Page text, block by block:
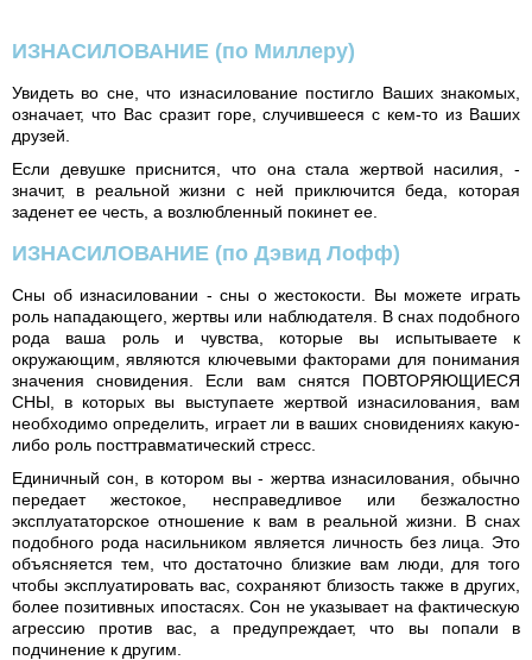
ИЗНАСИЛОВАНИЕ (по Миллеру)
Увидеть во сне, что изнасилование постигло Ваших знакомых,
означает, что Вас сразит горе, случившееся с кем-то из Ваших
друзей.
Если девушке приснится, что она стала жертвой насилия, -
значит, в реальной жизни с ней приключится беда, которая
заденет ее честь, а возлюбленный покинет ее.
ИЗНАСИЛОВАНИЕ (по Дэвид Лофф)
Сны об изнасиловании - сны о жестокости. Вы можете играть
роль нападающего, жертвы или наблюдателя. В снах подобного
рода ваша роль и чувства, которые вы испытываете к
окружающим, являются ключевыми факторами для понимания
значения сновидения. Если вам снятся ПОВТОРЯЮЩИЕСЯ
СНЫ, в которых вы выступаете жертвой изнасилования, вам
необходимо определить, играет ли в ваших сновидениях какую-
либо роль посттравматический стресс.
Единичный сон, в котором вы - жертва изнасилования, обычно
передает жестокое, несправедливое или безжалостно
эксплуататорское отношение к вам в реальной жизни. В снах
подобного рода насильником является личность без лица. Это
объясняется тем, что достаточно близкие вам люди, для того
чтобы эксплуатировать вас, сохраняют близость также в других,
более позитивных ипостасях. Сон не указывает на фактическую
агрессию против вас, а предупреждает, что вы попали в
подчинение к другим.